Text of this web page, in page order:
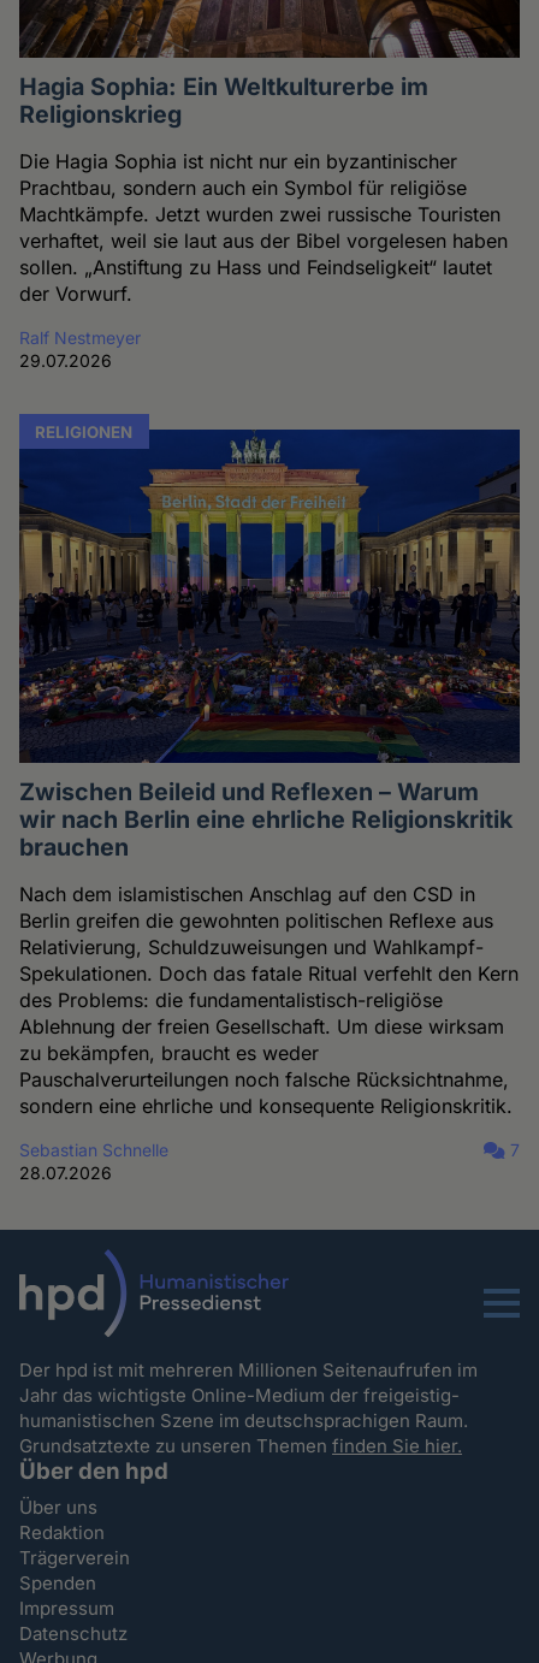
Hagia Sophia: Ein Weltkulturerbe im
Religionskrieg
Die Hagia Sophia ist nicht nur ein byzantinischer
Prachtbau, sondern auch ein Symbol für religiöse
Machtkämpfe. Jetzt wurden zwei russische Touristen
verhaftet, weil sie laut aus der Bibel vorgelesen haben
sollen. „Anstiftung zu Hass und Feindseligkeit“ lautet
der Vorwurf.
Ralf Nestmeyer
29.07.2026
RELIGIONEN
Zwischen Beileid und Reflexen – Warum
wir nach Berlin eine ehrliche Religionskritik
brauchen
Nach dem islamistischen Anschlag auf den CSD in
Berlin greifen die gewohnten politischen Reflexe aus
Relativierung, Schuldzuweisungen und Wahlkampf-
Spekulationen. Doch das fatale Ritual verfehlt den Kern
des Problems: die fundamentalistisch-religiöse
Ablehnung der freien Gesellschaft. Um diese wirksam
zu bekämpfen, braucht es weder
Pauschalverurteilungen noch falsche Rücksichtnahme,
sondern eine ehrliche und konsequente Religionskritik.
Sebastian Schnelle
28.07.2026
7
Menu
Der hpd ist mit mehreren Millionen Seitenaufrufen im
Jahr das wichtigste Online-Medium der freigeistig-
humanistischen Szene im deutschsprachigen Raum.
Grundsatztexte zu unseren Themenfinden Sie hier.
Über den hpd
Über uns
Redaktion
Trägerverein
Spenden
Impressum
Datenschutz